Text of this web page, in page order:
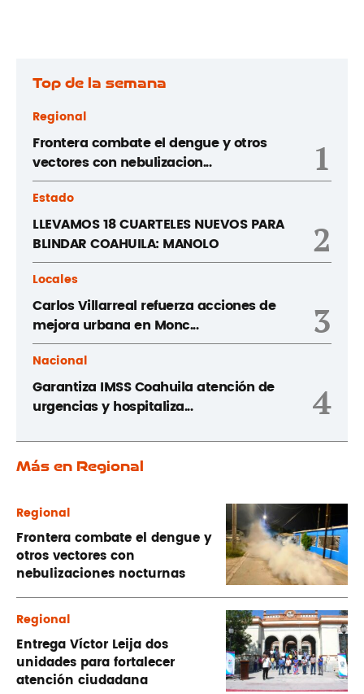
Top de la semana
Regional
Frontera combate el dengue y otros
vectores con nebulizacion...
1
Estado
LLEVAMOS 18 CUARTELES NUEVOS PARA
BLINDAR COAHUILA: MANOLO
2
Locales
Carlos Villarreal refuerza acciones de
mejora urbana en Monc...
3
Nacional
Garantiza IMSS Coahuila atención de
urgencias y hospitaliza...
4
Más en Regional
Regional
Frontera combate el dengue y
otros vectores con
nebulizaciones nocturnas
Regional
Entrega Víctor Leija dos
unidades para fortalecer
atención ciudadana